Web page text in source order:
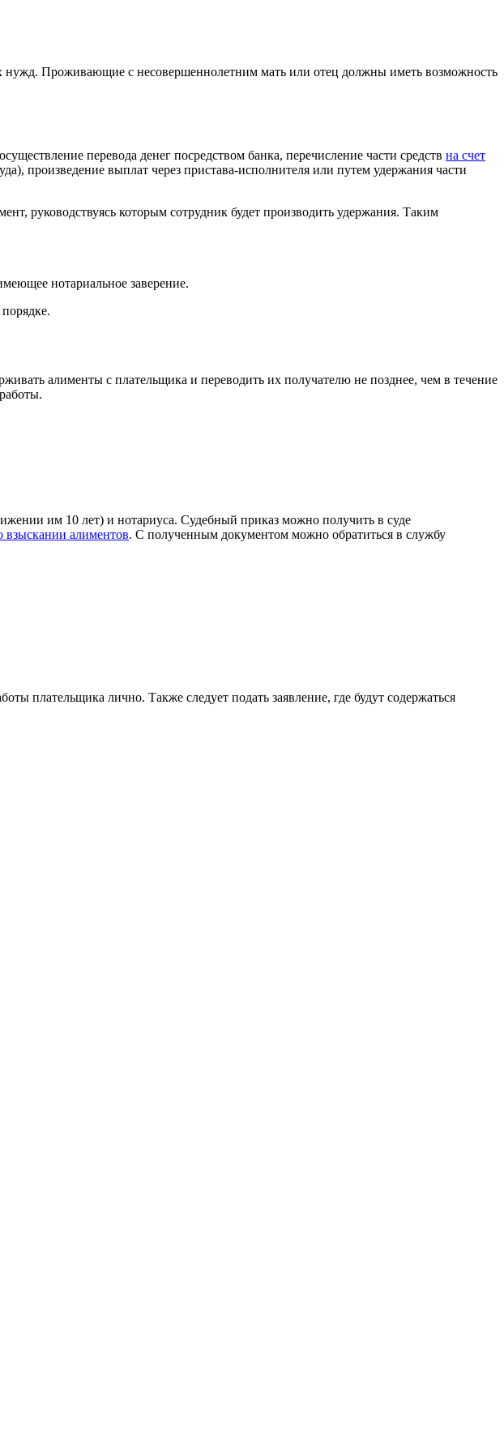
нужд. Проживающие с несовершеннолетним мать или отец должны иметь возможность
перевода денег посредством банка, перечисление части средств на счет
произведение выплат через пристава-исполнителя или путем удержания части
руководствуясь которым сотрудник будет производить удержания. Таким
нотариальное заверение.
алименты с плательщика и переводить их получателю не позднее, чем в течение
им 10 лет) и нотариуса. Судебный приказ можно получить в суде
взыскании алиментов. С полученным документом можно обратиться в службу
плательщика лично. Также следует подать заявление, где будут содержаться